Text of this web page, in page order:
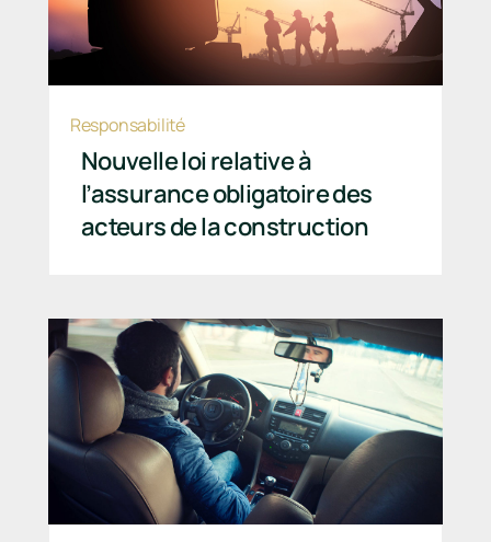
Nouvelle loi relative à
l’assurance obligatoire des
acteurs de la construction
Responsabilité